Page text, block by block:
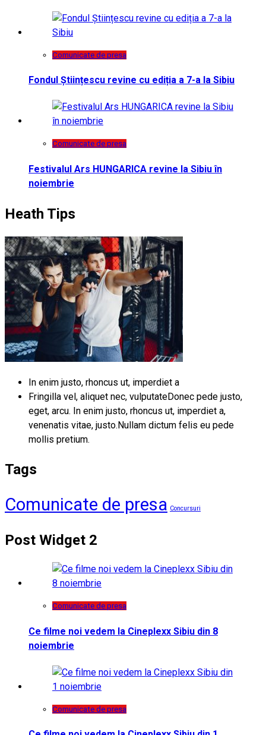
Comunicate de presa
Fondul Științescu revine cu ediția a 7-a la Sibiu
Comunicate de presa
Festivalul Ars HUNGARICA revine la Sibiu în
noiembrie
Heath Tips
In enim justo, rhoncus ut, imperdiet a
Fringilla vel, aliquet nec, vulputateDonec pede justo,
eget, arcu. In enim justo, rhoncus ut, imperdiet a,
venenatis vitae, justo.Nullam dictum felis eu pede
mollis pretium.
Tags
Comunicate de presa Concursuri
Post Widget 2
Comunicate de presa
Ce filme noi vedem la Cineplexx Sibiu din 8
noiembrie
Comunicate de presa